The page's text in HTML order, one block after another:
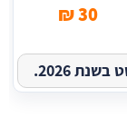
30 ₪
2026.